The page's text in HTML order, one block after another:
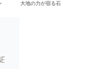
大地の力が宿る石